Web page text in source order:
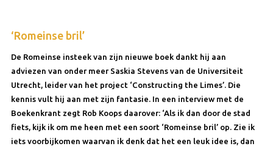
‘Romeinse bril’
De Romeinse insteek van zijn nieuwe boek dankt hij aan
adviezen van onder meer Saskia Stevens van de Universiteit
Utrecht, leider van het project ‘Constructing the Limes’. Die
kennis vult hij aan met zijn fantasie. In een interview met de
Boekenkrant zegt Rob Koops daarover: ‘Als ik dan door de stad
fiets, kijk ik om me heen met een soort ‘Romeinse bril’ op. Zie ik
iets voorbijkomen waarvan ik denk dat het een leuk idee is, dan